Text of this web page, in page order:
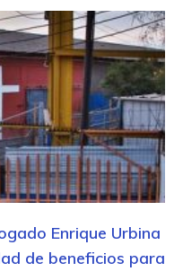
Enrique Urbina
de beneficios para